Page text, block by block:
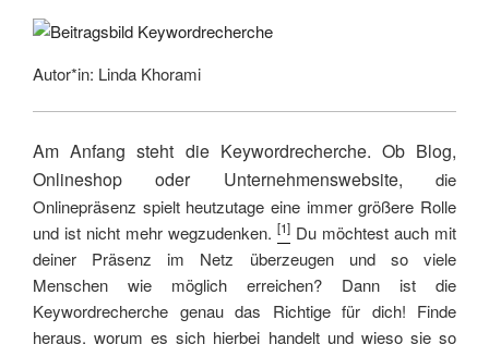
Autor*in: Linda Khorami
Am Anfang steht die Keywordrecherche. Ob Blog,
Onlineshop oder Unternehmenswebsite, die
Onlinepräsenz spielt heutzutage eine immer größere Rolle
und ist nicht mehr wegzudenken. [1] Du möchtest auch mit
deiner Präsenz im Netz überzeugen und so viele
Menschen wie möglich erreichen? Dann ist die
Keywordrecherche genau das Richtige für dich! Finde
heraus, worum es sich hierbei handelt und wieso sie so